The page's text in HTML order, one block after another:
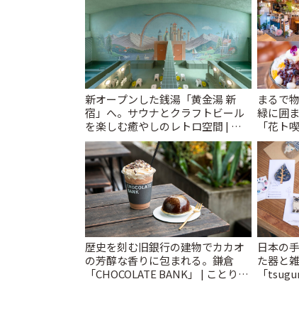
新オープンした銭湯「黄金湯 新
宿」へ。サウナとクラフトビール
を楽しむ癒やしのレトロ空間 | こ
とりっぷ
まるで
緑に囲
「花ト
りっぷ
歴史を刻む旧銀行の建物でカカオ
の芳醇な香りに包まれる。鎌倉
「CHOCOLATE BANK」 | ことりっ
日本の
た器と
「